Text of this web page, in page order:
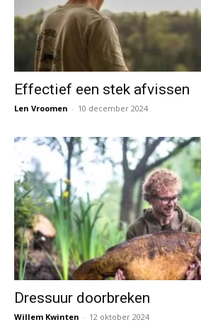
Effectief een stek afvissen
Len Vroomen - 10 december 2024
Dressuur doorbreken
Willem Kwinten - 12 oktober 2024